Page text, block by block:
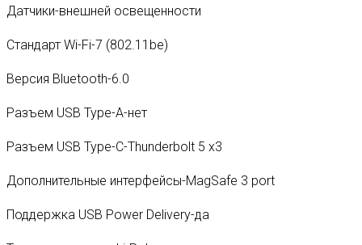
Датчики-внешней освещенности
Стандарт Wi-Fi-7 (802.11be)
Версия Bluetooth-6.0
Разъем USB Type-A-нет
Разъем USB Type-C-Thunderbolt 5 x3
Дополнительные интерфейсы-MagSafe 3 port
Поддержка USB Power Delivery-да